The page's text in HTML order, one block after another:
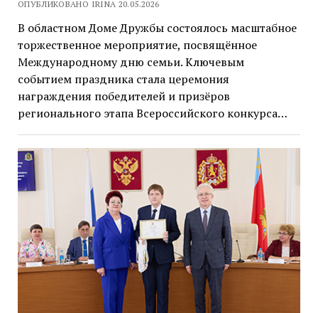
ОПУБЛИКОВАНО IRINA 20.05.2026
В областном Доме Дружбы состоялось масштабное
торжественное мероприятие, посвящённое
Международному дню семьи. Ключевым
событием праздника стала церемония
награждения победителей и призёров
регионального этапа Всероссийского конкурса…